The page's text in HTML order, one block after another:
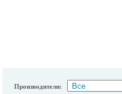
Производители: